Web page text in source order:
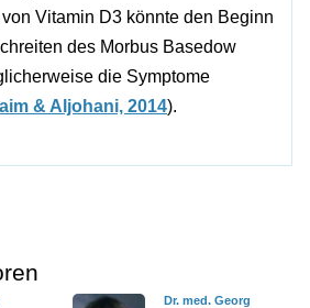
Vitamin D3 könnte den Beginn
des Morbus Basedow
die Symptome
& Aljohani, 2014).
Dr. med. Georg